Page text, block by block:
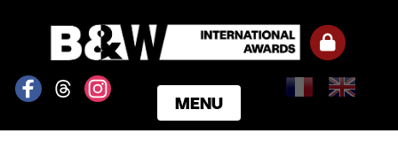
MENU